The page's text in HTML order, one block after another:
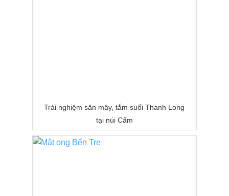
Trải nghiệm săn mây, tắm suối Thanh Long
tại núi Cấm